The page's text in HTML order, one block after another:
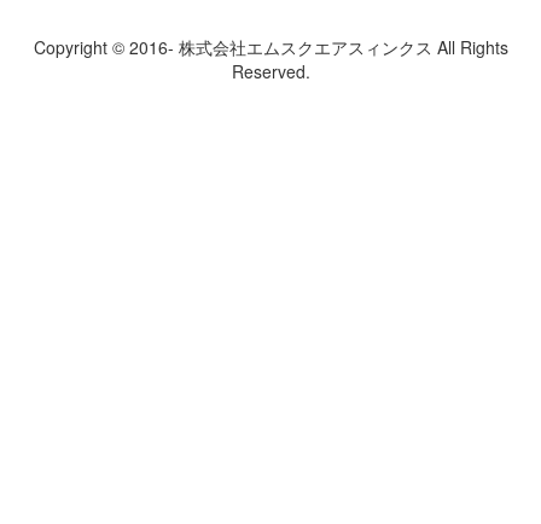
Copyright © 2016- 株式会社エムスクエアスィンクス All Rights
Reserved.